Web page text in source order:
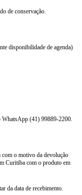
de conservação.
disponibilidade de agenda)
WhatsApp (41) 99889-2200.
com o motivo da devolução
Curitiba com o produto em
da data de recebimento.